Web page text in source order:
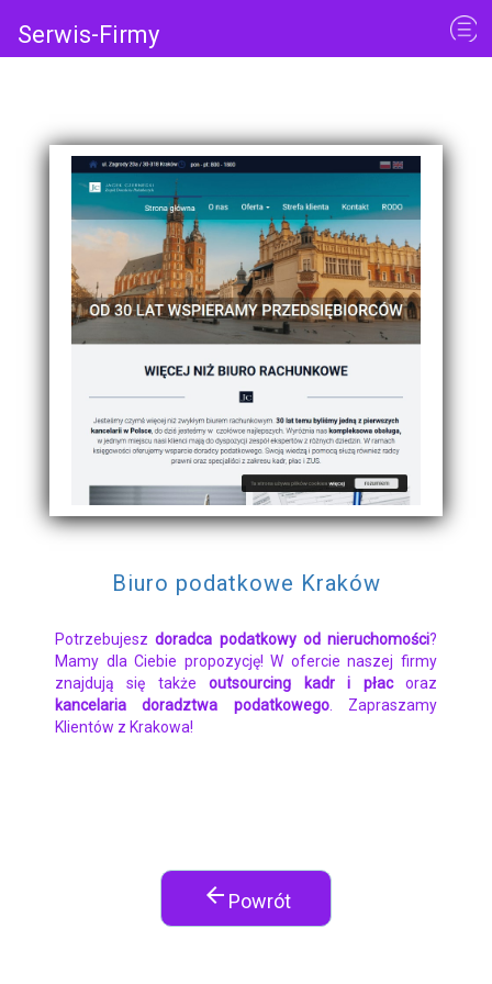
Serwis-Firmy
Biuro podatkowe Kraków
Potrzebujeszdoradca podatkowy od nieruchomości?
Mamy dla Ciebie propozycję! W ofercie naszej firmy
znajdują się takżeoutsourcing kadr i płacoraz
kancelaria doradztwa podatkowego. Zapraszamy
Klientów z Krakowa!
arrow_back Powrót